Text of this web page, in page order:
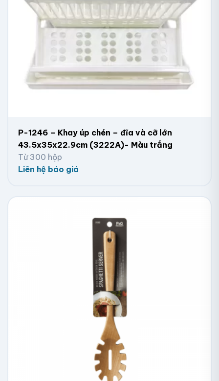
P-1246 – Khay úp chén – đĩa và cỡ lớn
43.5x35x22.9cm (3222A)- Màu trắng
Từ 300 hộp
Liên hệ báo giá